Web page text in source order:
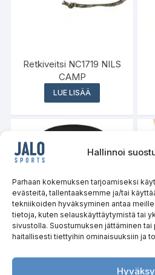
Hallinnoi
Parhaan kokemuksen tarjoamiseksi
evästeitä, tallentaaksemme ja/tai
tekniikoiden hyväksyminen antaa
tietoja, kuten selauskäyttäytymistä tai
sivustolla. Suostumuksen jättäminen
haitallisesti tiettyihin ominaisuuksiin ja
Hyväksy
Retkiveitsi NC1719 NILS
CAMP
LUE LISÄÄ
Varasto loppu
Ice Tub Jääkylpyallas 80
cm NC0022 NILS CAMP